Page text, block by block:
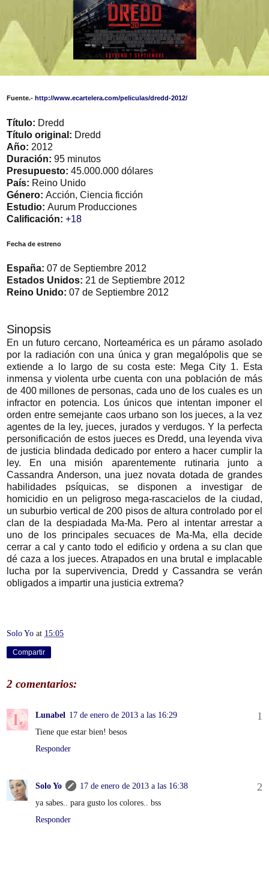
Fuente.- http://www.ecartelera.com/peliculas/dredd-2012/
Título: Dredd
Título original: Dredd
Año: 2012
Duración: 95 minutos
Presupuesto: 45.000.000 dólares
País: Reino Unido
Género: Acción, Ciencia ficción
Estudio: Aurum Producciones
Calificación: +18
Fecha de estreno
España: 07 de Septiembre 2012
Estados Unidos: 21 de Septiembre 2012
Reino Unido: 07 de Septiembre 2012
Sinopsis
En un futuro cercano, Norteamérica es un páramo asolado
por la radiación con una única y gran megalópolis que se
extiende a lo largo de su costa este: Mega City 1. Esta
inmensa y violenta urbe cuenta con una población de más
de 400 millones de personas, cada uno de los cuales es un
infractor en potencia. Los únicos que intentan imponer el
orden entre semejante caos urbano son los jueces, a la vez
agentes de la ley, jueces, jurados y verdugos. Y la perfecta
personificación de estos jueces es Dredd, una leyenda viva
de justicia blindada dedicado por entero a hacer cumplir la
ley. En una misión aparentemente rutinaria junto a
Cassandra Anderson, una juez novata dotada de grandes
habilidades psíquicas, se disponen a investigar de
homicidio en un peligroso mega-rascacielos de la ciudad,
un suburbio vertical de 200 pisos de altura controlado por el
clan de la despiadada Ma-Ma. Pero al intentar arrestar a
uno de los principales secuaces de Ma-Ma, ella decide
cerrar a cal y canto todo el edificio y ordena a su clan que
dé caza a los jueces. Atrapados en una brutal e implacable
lucha por la supervivencia, Dredd y Cassandra se verán
obligados a impartir una justicia extrema?
Solo Yo at 15:05
Compartir
2 comentarios:
Lunabel 17 de enero de 2013 a las 16:29
Tiene que estar bien! besos
Responder
Solo Yo
17 de enero de 2013 a las 16:38
ya sabes.. para gusto los colores.. bss
Responder